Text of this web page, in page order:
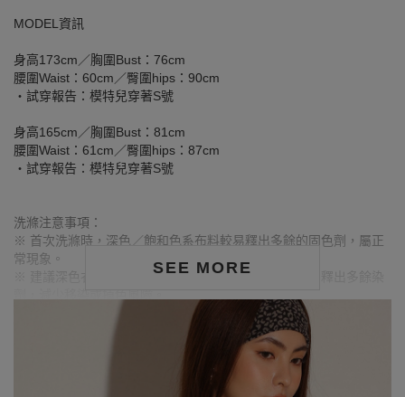
SEE MORE
MODEL資訊
身高173cm／胸圍Bust：76cm
腰圍Waist：60cm／臀圍hips：90cm
‧試穿報告：模特兒穿著S號
身高165cm／胸圍Bust：81cm
腰圍Waist：61cm／臀圍hips：87cm
‧試穿報告：模特兒穿著S號
洗滌注意事項：
※ 首次洗滌時，深色／飽和色系布料較易釋出多餘的固色劑，屬正
常現象。
※ 建議深色衣物於首次穿著前先行單獨下水清洗，有助釋出多餘染
※ 請與淺色衣物分開洗滌，避免互相染色或產生移染情形。
※ 穿搭時亦建議避免與淺色配件、包款、飾品一同使用，以降低因
摩擦或潮濕造成染色的可能性。
※ 顏色請參考單品圖片較為接近，但因圖檔顏色會因個人電腦螢幕
設定差異略有不同，請以實際商品顏色為準。